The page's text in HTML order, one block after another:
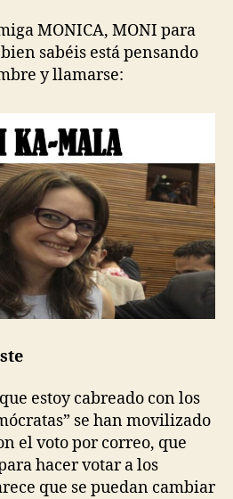
MONICA, MONI para
sabéis está pensando
y llamarse:
estoy cabreado con los
se han movilizado
el voto por correo, que
hacer votar a los
que se puedan cambiar